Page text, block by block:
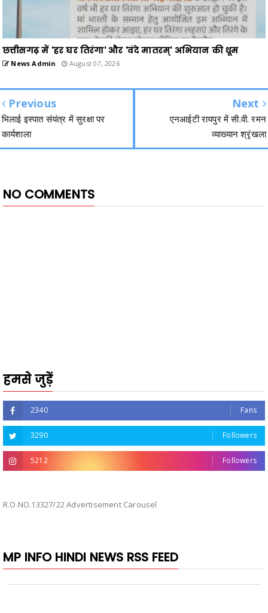
छत्तीसगढ़ में 'हर घर तिरंगा' और 'वंदे मातरम्' अभियान की धूम
News Admin August 07, 2026
Previous
भिलाई इस्पात संयंत्र में सुरक्षा पर
कार्यशाला
Next
एनआईटी रायपुर में सी.वी. रमन
व्याख्यान श्रृंखला
NO COMMENTS
हमसे जुड़ें
2340 Fans
3290 Followers
5212 Followers
R.O.NO.13327/22 Advertisement Carousel
MP INFO HINDI NEWS RSS FEED